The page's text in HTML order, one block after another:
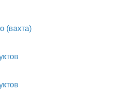
(вахта)